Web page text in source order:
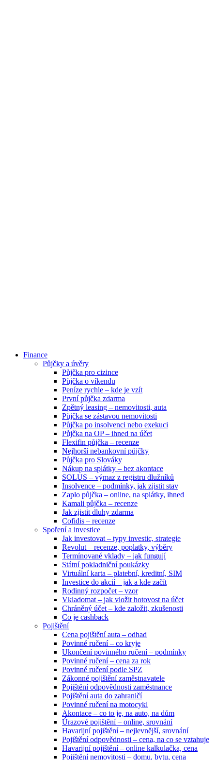
Finance
Půjčky a úvěry
Půjčka pro cizince
Půjčka o víkendu
Peníze rychle – kde je vzít
První půjčka zdarma
Zpětný leasing – nemovitosti, auta
Půjčka se zástavou nemovitosti
Půjčka po insolvenci nebo exekuci
Půjčka na OP – ihned na účet
Flexifin půjčka – recenze
Nejhorší nebankovní půjčky
Půjčka pro Slováky
Nákup na splátky – bez akontace
SOLUS – výmaz z registru dlužníků
Insolvence – podmínky, jak zjistit stav
Zaplo půjčka – online, na splátky, ihned
Kamali půjčka – recenze
Jak zjistit dluhy zdarma
Cofidis – recenze
Spoření a investice
Jak investovat – typy investic, strategie
Revolut – recenze, poplatky, výběry
Termínované vklady – jak fungují
Státní pokladniční poukázky
Virtuální karta – platební, kreditní, SIM
Investice do akcií – jak a kde začít
Rodinný rozpočet – vzor
Vkladomat – jak vložit hotovost na účet
Chráněný účet – kde založit, zkušenosti
Co je cashback
Pojištění
Cena pojištění auta – odhad
Povinné ručení – co kryje
Ukončení povinného ručení – podmínky
Povinné ručení – cena za rok
Povinné ručení podle SPZ
Zákonné pojištění zaměstnavatele
Pojištění odpovědnosti zaměstnance
Pojištění auta do zahraničí
Povinné ručení na motocykl
Akontace – co to je, na auto, na dům
Úrazové pojištění – online, srovnání
Havarijní pojištění – nejlevnější, srovnání
Pojištění odpovědnosti – cena, na co se vztahuje
Havarijní pojištění – online kalkulačka, cena
Pojištění nemovitosti – domu, bytu, cena